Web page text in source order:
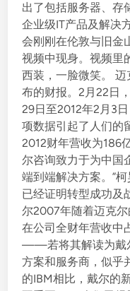
出了包括服务器、存
企业级IT产品及解决
会刚刚在伦敦与旧金
视频中现身。视频里
西装，一脸微笑。
布的财报。2月22日
29日至2012年2月3
项数据引起了人们的
2012财年营收为186
尔咨询致力于为中国
端到端解决方案。”
已经证明转型成功及
尔2007年随着迈克
在公司全财年营收中
——若将其解读为戴
方案和服务商，似乎
的IBM相比，戴尔的